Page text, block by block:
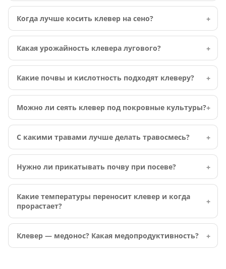
Когда лучше косить клевер на сено?
Какая урожайность клевера лугового?
Какие почвы и кислотность подходят клеверу?
Можно ли сеять клевер под покровные культуры?
С какими травами лучше делать травосмесь?
Нужно ли прикатывать почву при посеве?
Какие температуры переносит клевер и когда
прорастает?
Клевер — медонос? Какая медопродуктивность?